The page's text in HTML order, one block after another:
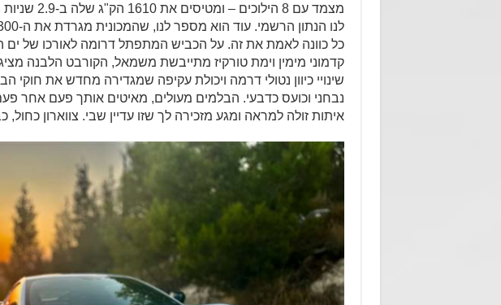
מצמד עם 8
כל כוונה לאמת את זה. על הכביש המתפתל דרומה לאורכו של ים
קדמוני מימין וימת טורקיז מתייבשת משמאל, הקורבט הלבנה
שינויי כיוון נטולי דרמה ויכולת עקיפה שמגדירה מחדש את חוקי
נבחני וכועס כדבעי. הבלמים מעולים, מאיטים אותך פעם אחר
איתות זולה למראה ומגע מזכירה לך שזו עדיין שבי. צווארון כחול,